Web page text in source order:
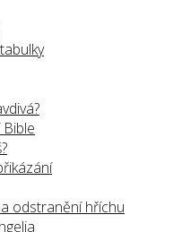
odstranění hříchu